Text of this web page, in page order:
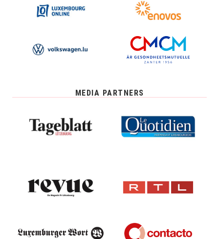
MEDIA PARTNERS